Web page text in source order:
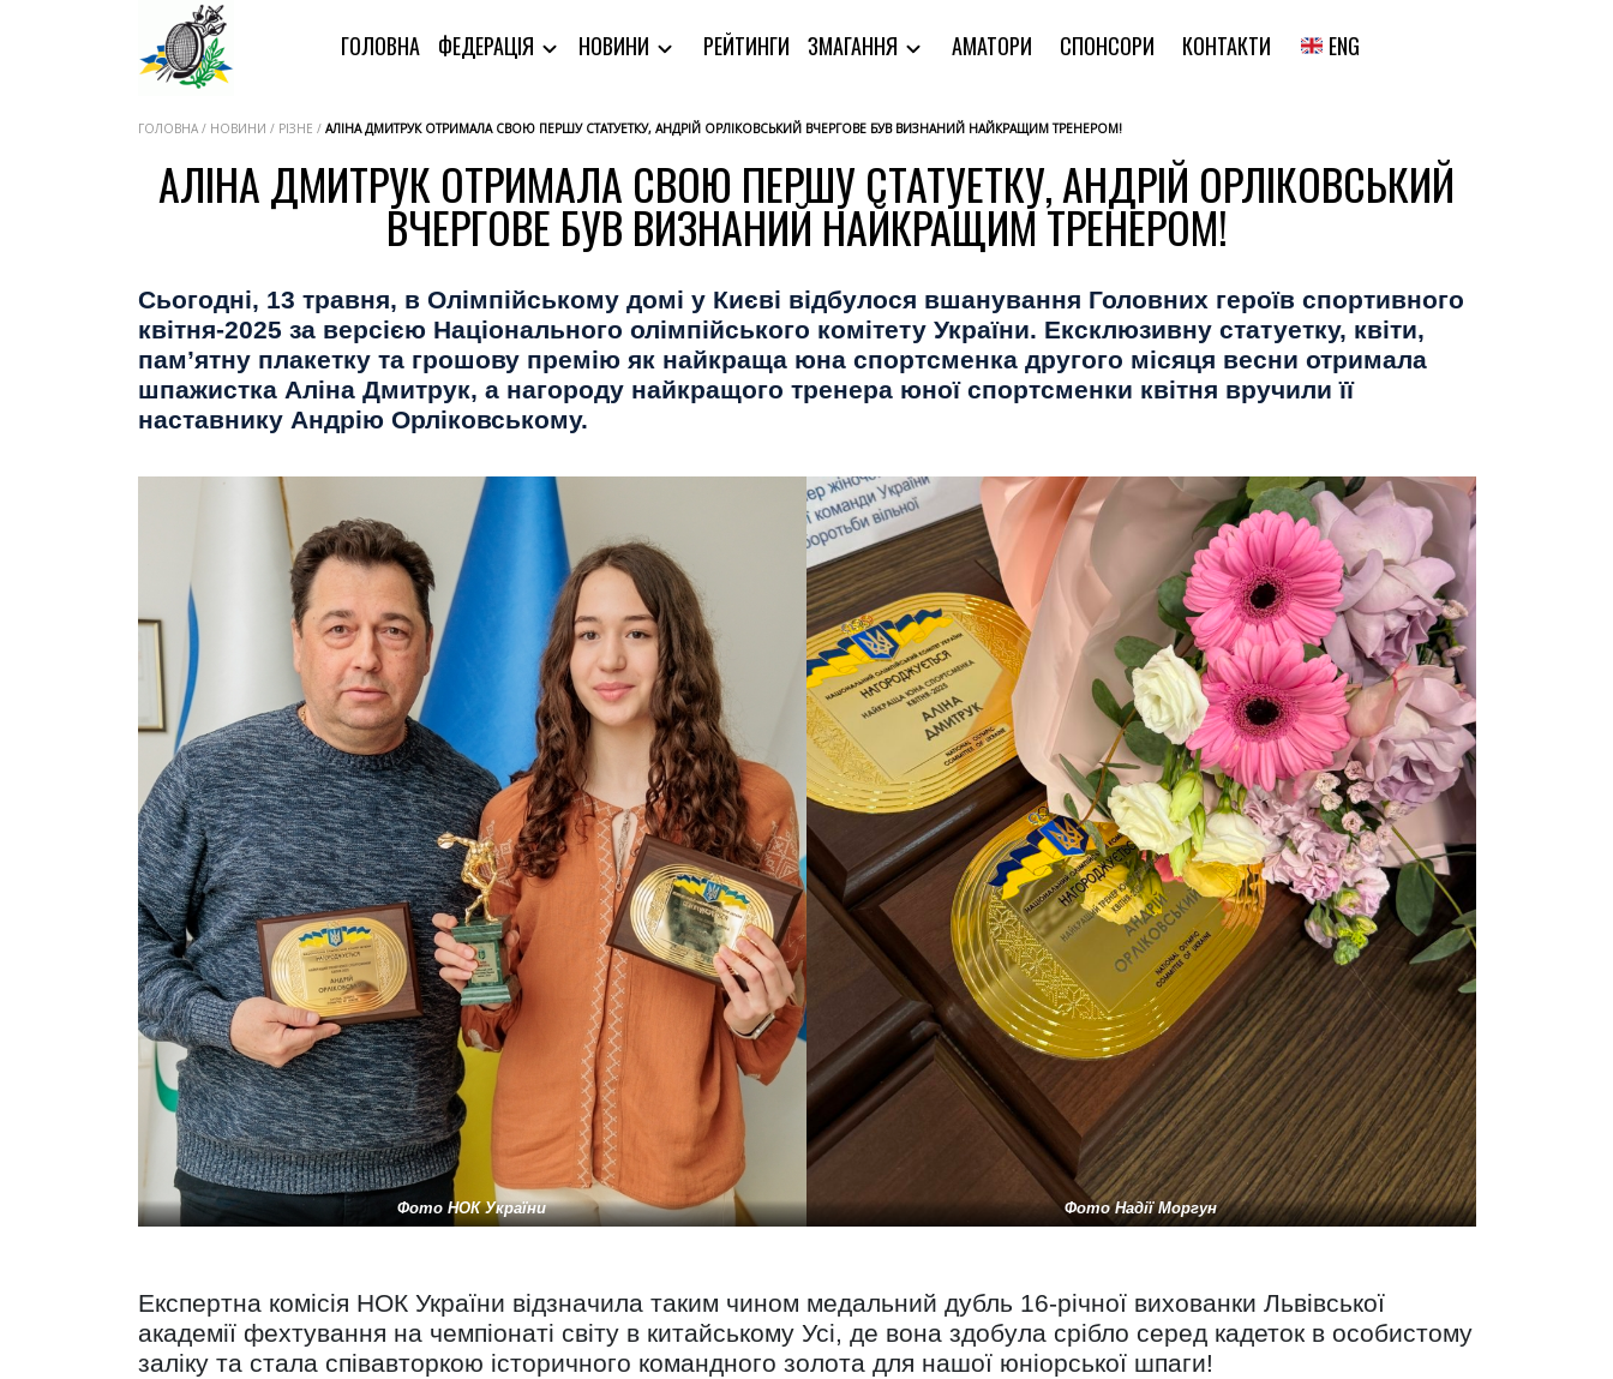
ГОЛОВНА ФЕДЕРАЦІЯ НОВИНИ РЕЙТИНГИ ЗМАГАННЯ АМАТОРИ СПОНСОРИ КОНТАКТИ ENG
ГОЛОВНА / НОВИНИ / РІЗНЕ / АЛІНА ДМИТРУК ОТРИМАЛА СВОЮ ПЕРШУ СТАТУЕТКУ, АНДРІЙ ОРЛІКОВСЬКИЙ ВЧЕРГОВЕ БУВ ВИЗНАНИЙ НАЙКРАЩИМ ТРЕНЕРОМ!
АЛІНА ДМИТРУК ОТРИМАЛА СВОЮ ПЕРШУ СТАТУЕТКУ, АНДРІЙ ОРЛІКОВСЬКИЙ
ВЧЕРГОВЕ БУВ ВИЗНАНИЙ НАЙКРАЩИМ ТРЕНЕРОМ!
Сьогодні, 13 травня, в Олімпійському домі у Києві відбулося вшанування Головних героїв спортивного
квітня-2025 за версією Національного олімпійського комітету України. Ексклюзивну статуетку, квіти,
пам’ятну плакетку та грошову премію як найкраща юна спортсменка другого місяця весни отримала
шпажистка Аліна Дмитрук, а нагороду найкращого тренера юної спортсменки квітня вручили її
наставнику Андрію Орліковському.
Фото НОК України Фото Надії Моргун
Експертна комісія НОК України відзначила таким чином медальний дубль 16-річної вихованки Львівської
академії фехтування на чемпіонаті світу в китайському Усі, де вона здобула срібло серед кадеток в особистому
заліку та стала співавторкою історичного командного золота для нашої юніорської шпаги!